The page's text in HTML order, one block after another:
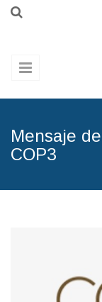
Mensaje
COP3